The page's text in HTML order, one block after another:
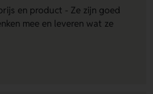
en product - Ze zijn goed
mee en leveren wat ze